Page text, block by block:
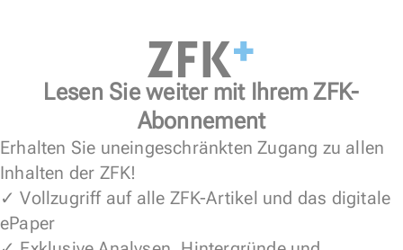
Lesen Sie weiter mit Ihrem ZFK-
Abonnement
Erhalten Sie uneingeschränkten Zugang zu allen
Inhalten der ZFK!
✓ Vollzugriff auf alle ZFK-Artikel und das digitale
ePaper